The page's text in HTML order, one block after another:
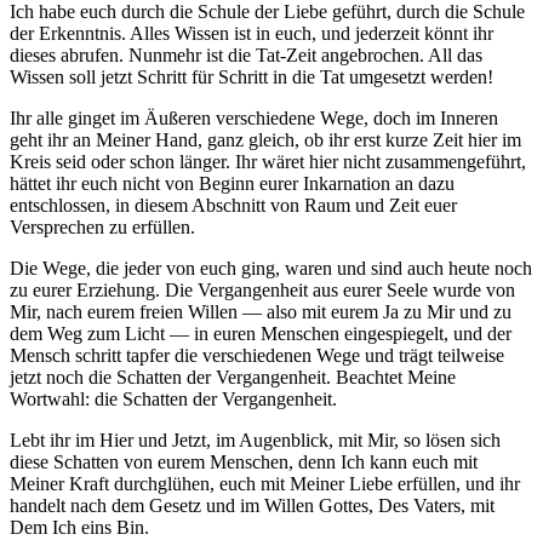
Ich habe euch durch die Schule der Liebe geführt, durch die Schule
der Erkenntnis. Alles Wissen ist in euch, und jederzeit könnt ihr
dieses abrufen. Nunmehr ist die Tat-Zeit angebrochen. All das
Wissen soll jetzt Schritt für Schritt in die Tat umgesetzt werden!
Ihr alle ginget im Äußeren verschiedene Wege, doch im Inneren
geht ihr an Meiner Hand, ganz gleich, ob ihr erst kurze Zeit hier im
Kreis seid oder schon länger. Ihr wäret hier nicht zusammengeführt,
hättet ihr euch nicht von Beginn eurer Inkarnation an dazu
entschlossen, in diesem Abschnitt von Raum und Zeit euer
Versprechen zu erfüllen.
Die Wege, die jeder von euch ging, waren und sind auch heute noch
zu eurer Erziehung. Die Vergangenheit aus eurer Seele wurde von
Mir, nach eurem freien Willen — also mit eurem Ja zu Mir und zu
dem Weg zum Licht — in euren Menschen eingespiegelt, und der
Mensch schritt tapfer die verschiedenen Wege und trägt teilweise
jetzt noch die Schatten der Vergangenheit. Beachtet Meine
Wortwahl: die Schatten der Vergangenheit.
Lebt ihr im Hier und Jetzt, im Augenblick, mit Mir, so lösen sich
diese Schatten von eurem Menschen, denn Ich kann euch mit
Meiner Kraft durchglühen, euch mit Meiner Liebe erfüllen, und ihr
handelt nach dem Gesetz und im Willen Gottes, Des Vaters, mit
Dem Ich eins Bin.